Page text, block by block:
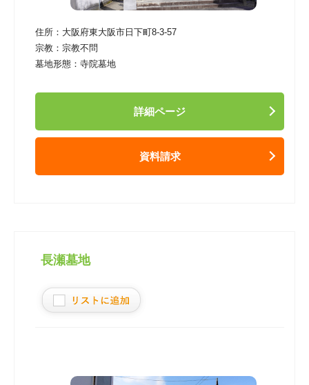
住所： 大阪府東大阪市日下町8-3-57
宗教： 宗教不問
墓地形態： 寺院墓地
詳細ページ
資料請求
長瀬墓地